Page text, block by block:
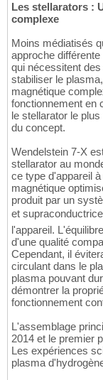
Les stellarators :
complexe
Moins médiatisés
approche
qui nécessitent
stabiliser le
magnétique
fonctionnement en
le stellarator le
du concept.
Wendelstein 7-X
stellarator au
ce type d'appareil
magnétique
produit par un
et
l'appareil.
d'une qualité
Cependant, il
circulant dans le
plasma pouvant
démontrer la
fonctionnement
L'assemblage
2014 et le premier
Les expériences
plasma